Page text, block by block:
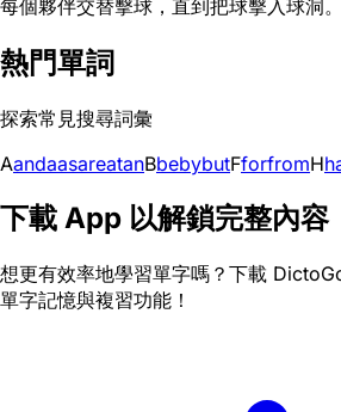
每個夥伴交替擊球，直到把球擊入球洞。
熱門單詞
探索常見搜尋詞彙
AandaasareatanBbebybutFforfromH
下載 App 以解鎖完整內容
想更有效率地學習單字嗎？下載
單字記憶與複習功能！